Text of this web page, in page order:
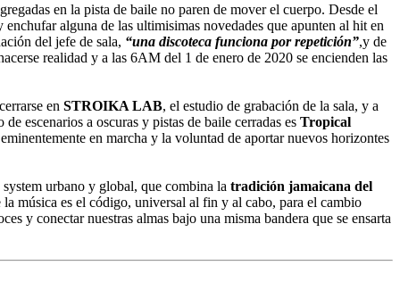
en la pista de baile no paren de mover el cuerpo. Desde el
alguna de las ultimisimas novedades que apunten al hit en
del jefe de sala, “una discoteca funciona por repetición”,y de
realidad y a las 6AM del 1 de enero de 2020 se encienden las
en STROIKA LAB, el estudio de grabación de la sala, y a
escenarios a oscuras y pistas de baile cerradas es Tropical
en marcha y la voluntad de aportar nuevos horizontes
urbano y global, que combina la tradición jamaicana del
la música es el código, universal al fin y al cabo, para el cambio
y conectar nuestras almas bajo una misma bandera que se ensarta